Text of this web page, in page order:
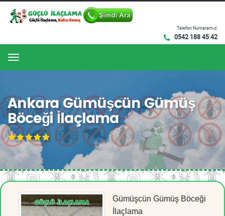
Telefon Numaramız:
0542 188 45 42
Menu
Ankara Gümüşcün Gümüş
Böceği İlaçlama
Gümüşcün Gümüş Böceği
İlaçlama